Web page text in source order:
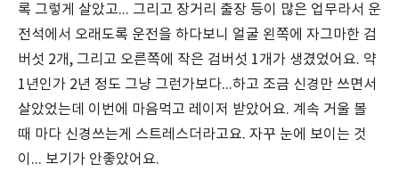
록 그렇게 살았고... 그리고 장거리 출장 등이 많은 업무라서 운
전석에서 오래도록 운전을 하다보니 얼굴 왼쪽에 자그마한 검
버섯 2개, 그리고 오른쪽에 작은 검버섯 1개가 생겼었어요. 약
1년인가 2년 정도 그냥 그런가보다...하고 조금 신경만 쓰면서
살았었는데 이번에 마음먹고 레이저 받았어요. 계속 거울 볼
때 마다 신경쓰는게 스트레스더라고요. 자꾸 눈에 보이는 것
이... 보기가 안좋았어요.